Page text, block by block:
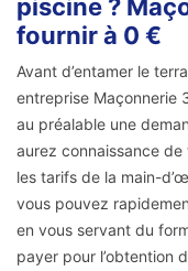
piscine ?
fournir à 0 €
Avant d’entamer le
entreprise Maçonnerie
au préalable une
aurez connaissance
les tarifs de la main-
vous pouvez
en vous servant du
payer pour l’obtention